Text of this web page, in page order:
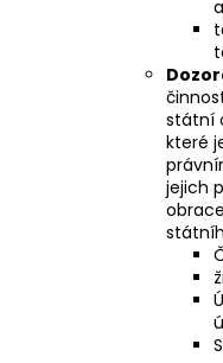
státní
které
jejich